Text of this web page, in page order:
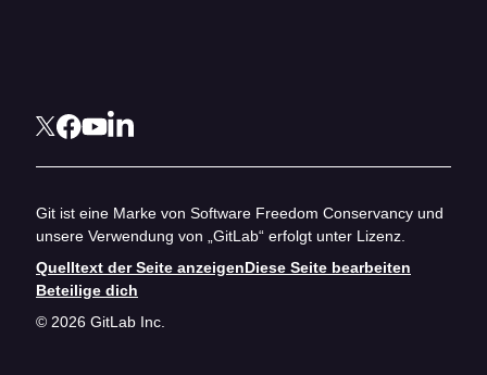
Git ist eine Marke von Software Freedom Conservancy und
unsere Verwendung von „GitLab“ erfolgt unter Lizenz.
Quelltext der Seite anzeigenDiese Seite bearbeiten
Beteilige dich
© 2026 GitLab Inc.